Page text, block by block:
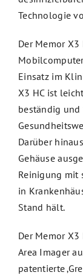
Technologie
Der Memor
Einsatz im
X3 HC ist
beständig
Darüber
Gehäuse
Reinigung mit
in
Stand hält.
Der Memor
Area Imager
patentierte